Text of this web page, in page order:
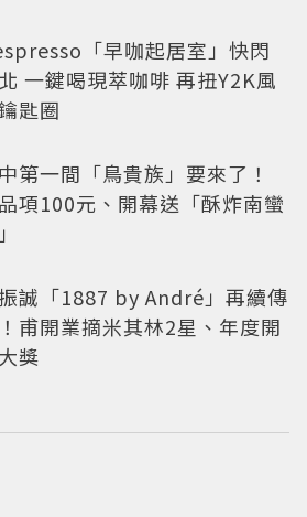
「早咖起居室」快閃
一鍵喝現萃咖啡 再扭Y2K風
匙圈
第一間「鳥貴族」要來了！
項100元、開幕送「酥炸南蠻
誠「1887 by André」再續傳
甫開業摘米其林2星、年度開
獎